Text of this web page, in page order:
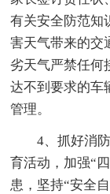
有关安全防范知
害天气带来的交
劣天气严禁任何
达不到要求的车
管理。
4、抓好消
育活动，加强“
患，坚持“安全